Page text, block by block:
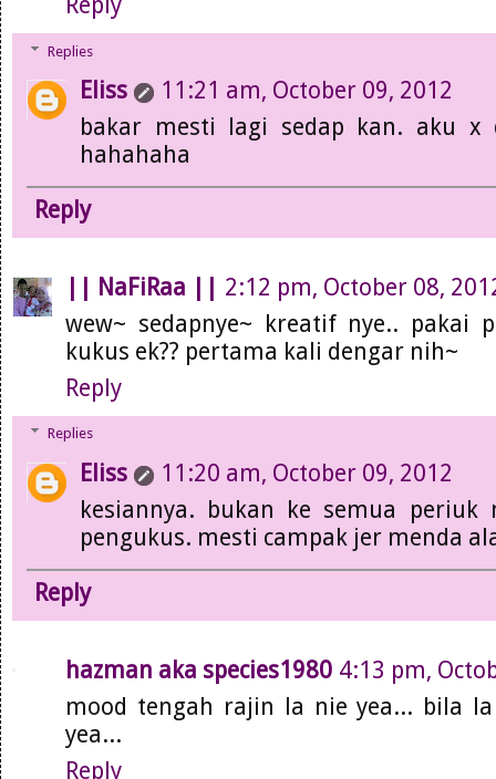
Replies
Eliss
11:21 am, October 09, 2012
bakar mesti lagi sedap kan. aku x
hahahaha
Reply
|| NaFiRaa || 2:12 pm, October 08,
wew~ sedapnye~ kreatif nye.. pakai
kukus ek?? pertama kali dengar nih~
Reply
Replies
Eliss
11:20 am, October 09, 2012
kesiannya. bukan ke semua periuk
pengukus. mesti campak jer menda
Reply
hazman aka species1980 4:13 pm,
mood tengah rajin la nie yea... bila
yea...
Reply